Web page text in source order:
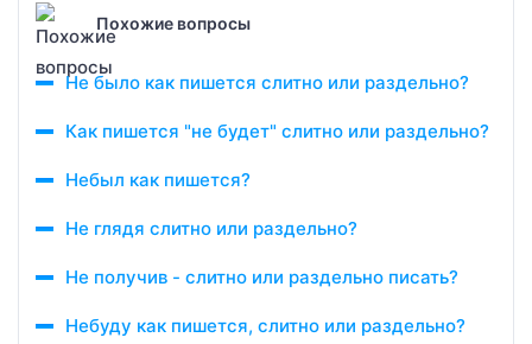
Похожие вопросы
Не было как пишется слитно или раздельно?
Как пишется "не будет" слитно или раздельно?
Небыл как пишется?
Не глядя слитно или раздельно?
Не получив - слитно или раздельно писать?
Небуду как пишется, слитно или раздельно?